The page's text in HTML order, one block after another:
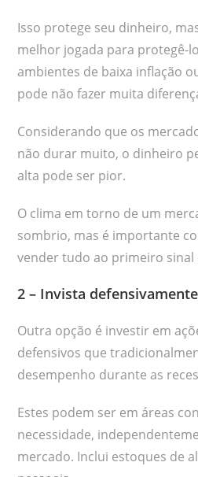
Isso protege seu dinheiro,
melhor jogada para protegê-
ambientes de baixa inflação
pode não fazer muita
Considerando que os
não durar muito, o dinheiro
alta pode ser pior.
O clima em torno de um
sombrio, mas é importante
vender tudo ao primeiro
2 – Invista defensivamente
Outra opção é investir em
defensivos que
desempenho durante as
Estes podem ser em áreas
necessidade,
mercado. Inclui estoques de